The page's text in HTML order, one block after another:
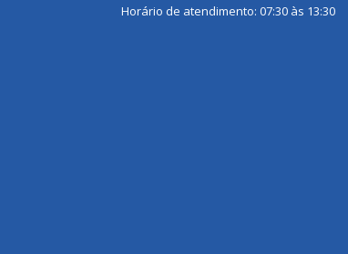
Horário de atendimento: 07:30 às 13:30